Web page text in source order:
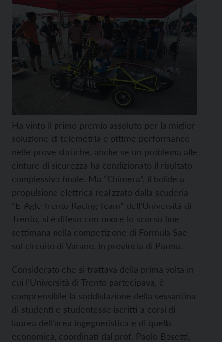
Ha vinto il primo premio assoluto per la miglior
soluzione di telemetria e ottime performance
nelle prove statiche, anche se un problema alle
cinture di sicurezza ha condizionato il risultato
complessivo finale. Ma “Chimera”, il bolide a
propulsione elettrica realizzato dalla scuderia
“E-Agle Trento Racing Team” dell’Università di
Trento, si è difeso con onore lo scorso fine
settimana nella competizione di Formula Sae
sul circuito di Varano, in provincia di Parma.
Considerato che si trattava della prima volta in
cui l’Università di Trento partecipava, è
comprensibile la soddisfazione della sessantina
di studenti e studentesse iscritti a corsi di
laurea dell’area ingegneristica e di quella
economica, coordinati dal prof. Paolo Bosetti,